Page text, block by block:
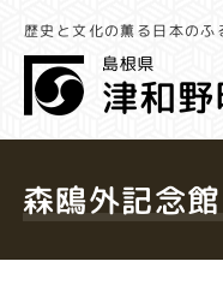
歴史と文化の薫る日本のふ
森鴎外記念